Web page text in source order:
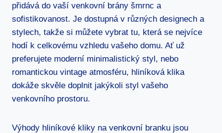
přidává do vaší venkovní brány šmrnc a
sofistikovanost. Je dostupná v různých designech a
stylech, takže si můžete vybrat tu, která se nejvíce
hodí k celkovému vzhledu vašeho domu. Ať už
preferujete moderní minimalistický styl, nebo
romantickou vintage atmosféru, hliníková klika
dokáže skvěle doplnit jakýkoli styl vašeho⁤
venkovního​ prostoru.
Výhody hliníkové kliky na venkovní branku jsou